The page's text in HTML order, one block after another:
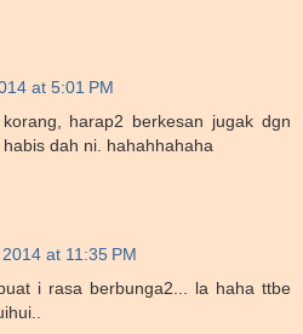
at 5:01 PM
harap2 berkesan jugak dgn
dah ni. hahahhahaha
at 11:35 PM
i rasa berbunga2... la haha ttbe